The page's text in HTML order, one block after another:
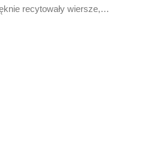
recytowały wiersze,…